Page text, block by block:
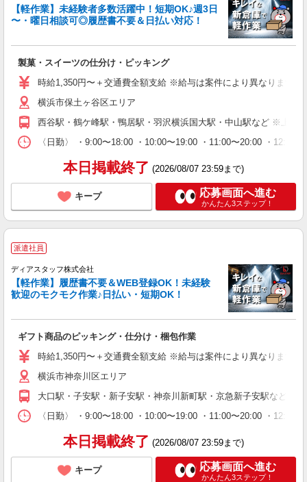
【軽作業】未経験者多数活躍中！短期OK♪週3日
〜・曜日相談可◎履歴書不要＆日払い対応！
製菓・スイーツの仕分け・ピッキング
時給1,350円〜＋交通費全額支給 ※給与は案件により異なります(
横浜市保土ヶ谷区エリア
西谷駅・鶴ケ峰駅・鴨居駅・羽沢横浜国大駅・中山駅など ※上記
〈日勤〉 ・9:00〜18:00 ・10:00〜19:00 ・11:00〜20:00 ・
本日掲載終了 (2026/08/07 23:59まで)
キープ 応募画面へ進む
かんたん3ステップ！
派遣社員
ディアスタッフ株式会社
【軽作業】履歴書不要＆WEB登録OK！未経験
歓迎のモクモク作業♪日払い・短期OK！
ギフト商品のピッキング・仕分け・梱包作業
時給1,350円〜＋交通費全額支給 ※給与は案件により異なります(
横浜市神奈川区エリア
大口駅・子安駅・新子安駅・神奈川新町駅・京急新子安駅など ※
〈日勤〉 ・9:00〜18:00 ・10:00〜19:00 ・11:00〜20:00 ・
本日掲載終了 (2026/08/07 23:59まで)
キープ 応募画面へ進む
かんたん3ステップ！